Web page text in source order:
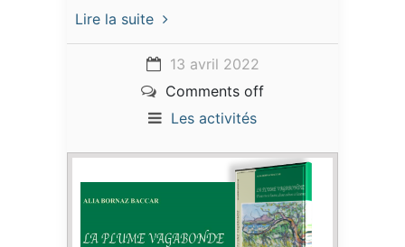
Lire la suite
13 avril 2022
Comments off
Les activités